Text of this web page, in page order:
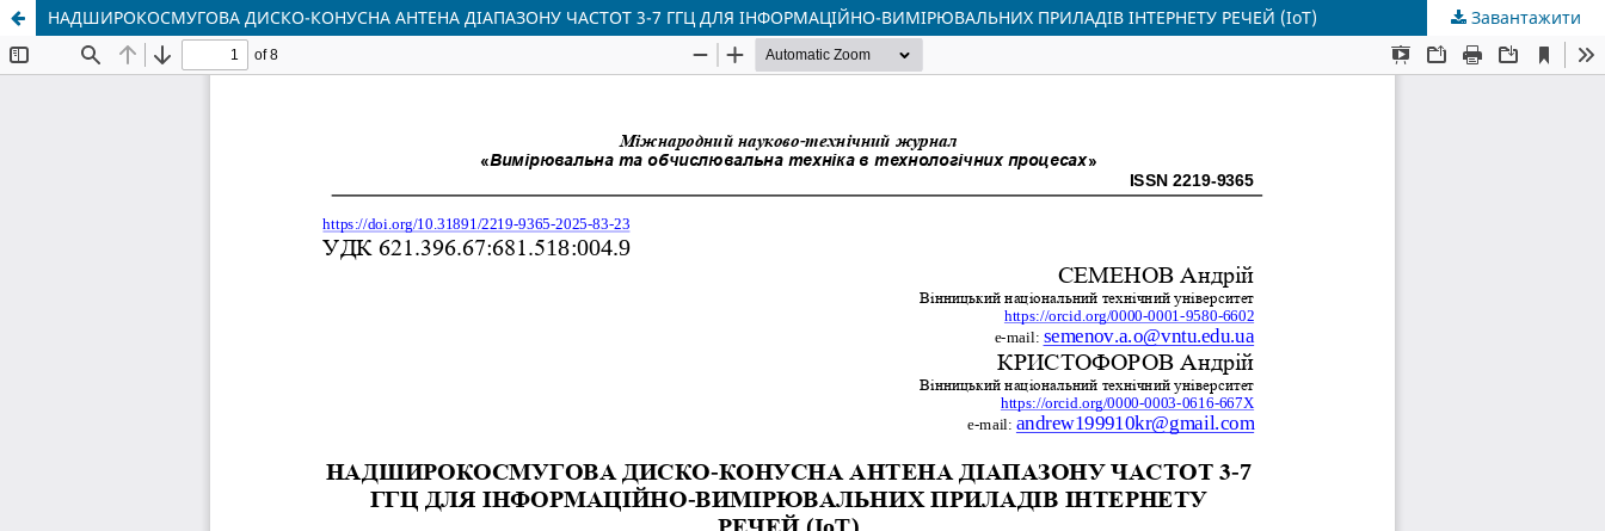
НАДШИРОКОСМУГОВА ДИСКО-КОНУСНА АНТЕНА ДІАПАЗОНУ ЧАСТОТ 3-7 ГГЦ ДЛЯ ІНФОРМАЦІЙНО-ВИМІРЮВАЛЬНИХ ПРИЛАДІВ ІНТЕРНЕТУ РЕЧЕЙ (IoT) Завантажити